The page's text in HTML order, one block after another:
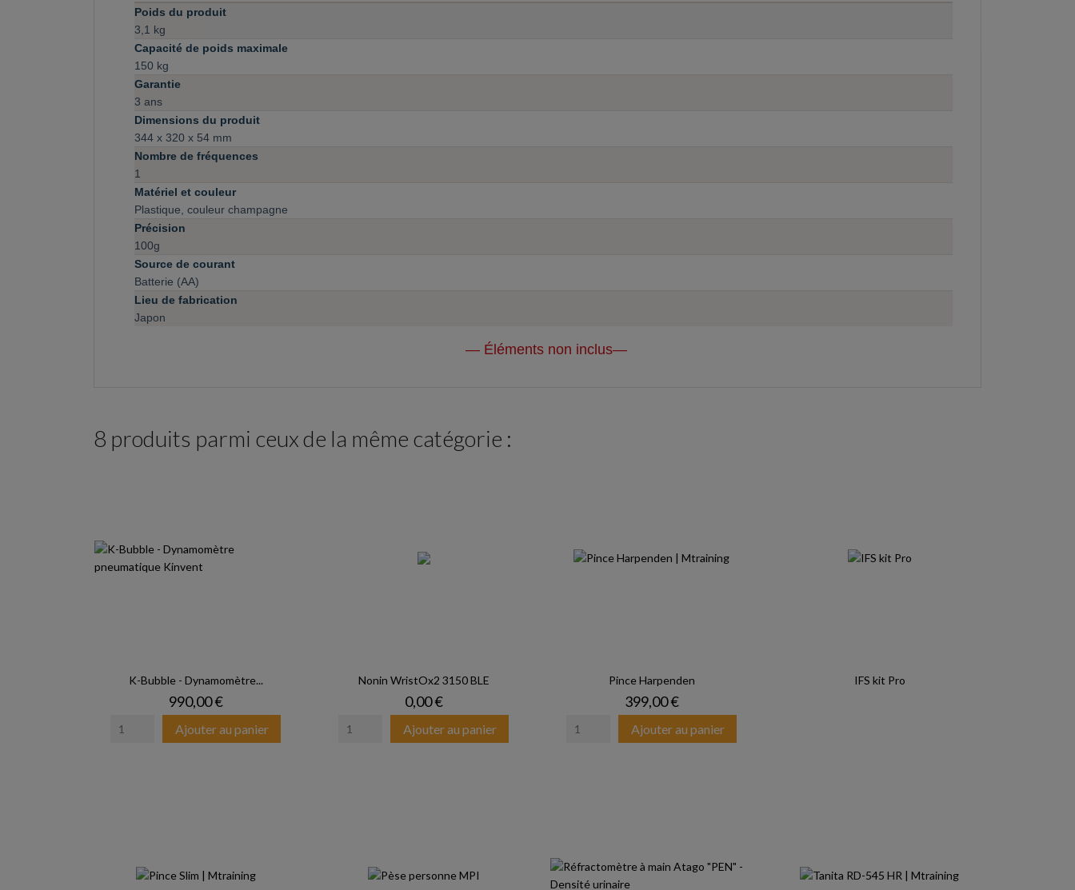
Poids du produit
3,1 kg
Capacité de poids maximale
150 kg
Garantie
3 ans
Dimensions du produit
344 x 320 x 54 mm
Nombre de fréquences
1
Matériel et couleur
Plastique, couleur champagne
Précision
100g
Source de courant
Batterie (AA)
Lieu de fabrication
Japon
— Éléments non inclus—
8 produits parmi ceux de la même catégorie :
K-Bubble - Dynamomètre...
Prix
990,00 €
Ajouter au panier
Nonin WristOx2 3150 BLE
Prix
0,00 €
Ajouter au panier
Pince Harpenden
Prix
399,00 €
Ajouter au panier
IFS kit Pro